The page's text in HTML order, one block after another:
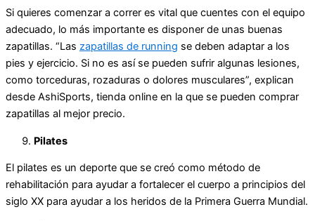
Si quieres comenzar a correr es vital que cuentes con el equipo
adecuado, lo más importante es disponer de unas buenas
zapatillas. “Las zapatillas de running se deben adaptar a los
pies y ejercicio. Si no es así se pueden sufrir algunas lesiones,
como torceduras, rozaduras o dolores musculares”, explican
desde AshiSports, tienda online en la que se pueden comprar
zapatillas al mejor precio.
Pilates
El pilates es un deporte que se creó como método de
rehabilitación para ayudar a fortalecer el cuerpo a principios del
siglo XX para ayudar a los heridos de la Primera Guerra Mundial.